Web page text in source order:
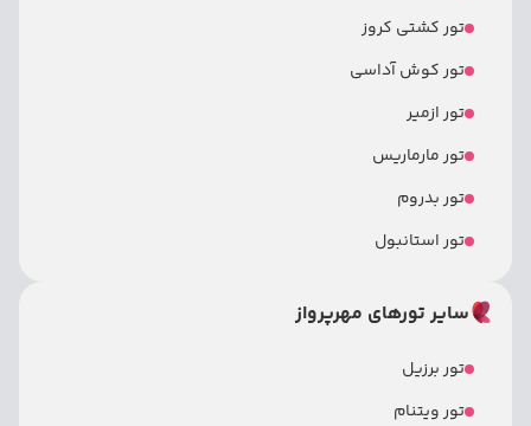
تور کشتی کروز
تور کوش آداسی
تور ازمیر
تور مارماریس
تور بدروم
تور استانبول
سایر تورهای مهرپرواز
تور برزیل
تور ویتنام